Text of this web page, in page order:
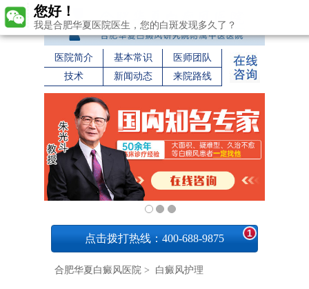
医院简介 基本常识
医师团队
技术
新闻动态 来院路线
点击拨打热线：400-688-9875 1
合肥华夏白癜风医院 > 白癜风护理
您好！
我是合肥华夏医院医生，您的白斑发现多久了？